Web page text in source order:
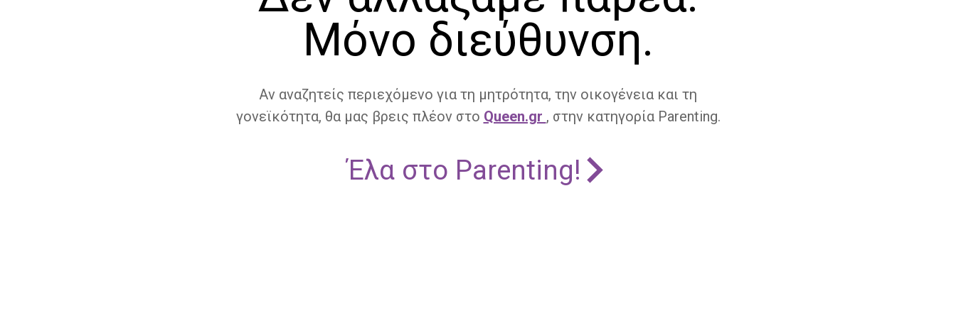
Μόνο διεύθυνση.
Αν αναζητείς περιεχόμενο για τη μητρότητα, την οικογένεια και τη
γονεϊκότητα, θα μας βρεις πλέον στο Queen.gr , στην κατηγορία Parenting.
Έλα στο Parenting!